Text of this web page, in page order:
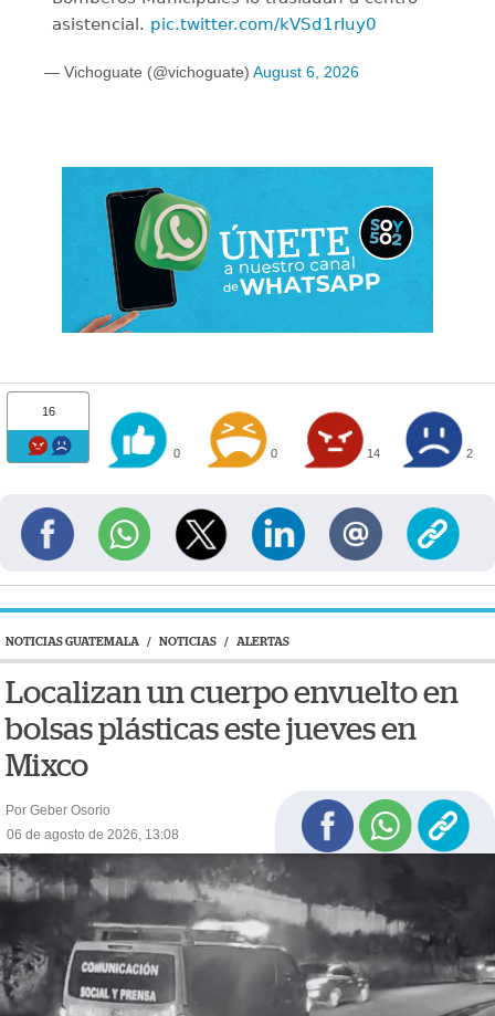
asistencial. pic.twitter.com/kVSd1rIuy0
— Vichoguate (@vichoguate) August 6, 2026
16
0 0 14 2
NOTICIAS GUATEMALA / NOTICIAS / ALERTAS
Localizan un cuerpo envuelto en
bolsas plásticas este jueves en
Mixco
Por Geber Osorio
06 de agosto de 2026, 13:08